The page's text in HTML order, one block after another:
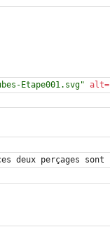
Etape001.svg" alt=